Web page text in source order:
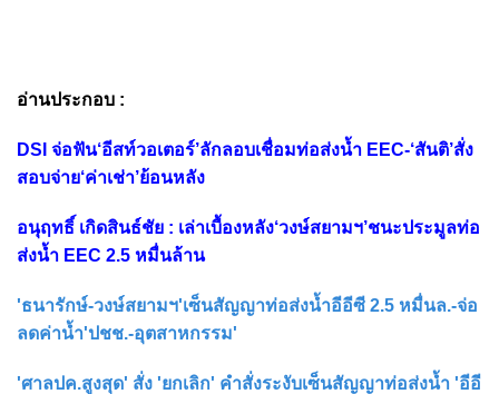
อ่านประกอบ :
DSI จ่อฟัน‘อีสท์วอเตอร์’ลักลอบเชื่อมท่อส่งน้ำ EEC-‘สันติ’สั่ง
สอบจ่าย‘ค่าเช่า’ย้อนหลัง
อนุฤทธิ์ เกิดสินธ์ชัย : เล่าเบื้องหลัง‘วงษ์สยามฯ’ชนะประมูลท่อ
ส่งน้ำ EEC 2.5 หมื่นล้าน
'ธนารักษ์-วงษ์สยามฯ'เซ็นสัญญาท่อส่งน้ำอีอีซี 2.5 หมื่นล.-จ่อ
ลดค่าน้ำ'ปชช.-อุตสาหกรรม'
'ศาลปค.สูงสุด' สั่ง 'ยกเลิก' คำสั่งระงับเซ็นสัญญาท่อส่งน้ำ 'อีอี